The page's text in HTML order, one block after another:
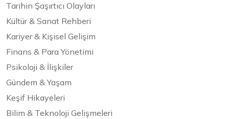
Tarihin Şaşırtıcı Olayları
Kültür & Sanat Rehberi
Kariyer & Kişisel Gelişim
Finans & Para Yönetimi
Psikoloji & İlişkiler
Gündem & Yaşam
Keşif Hikayeleri
Bilim & Teknoloji Gelişmeleri